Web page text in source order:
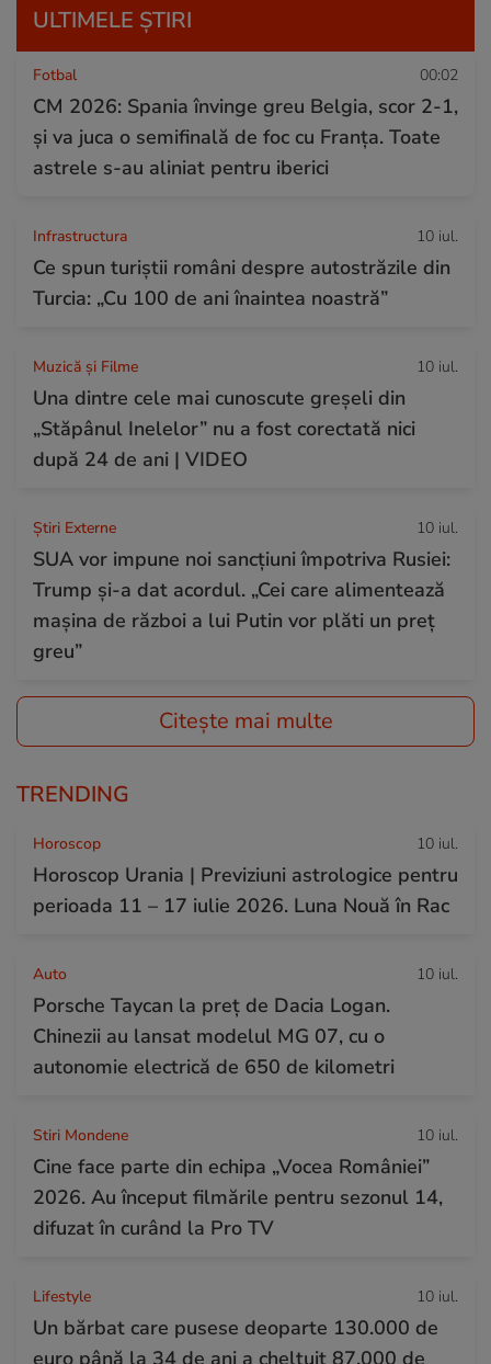
ULTIMELE ȘTIRI
Fotbal 00:02
CM 2026: Spania învinge greu Belgia, scor 2-1,
și va juca o semifinală de foc cu Franța. Toate
astrele s-au aliniat pentru iberici
Infrastructura 10 iul.
Ce spun turiștii români despre autostrăzile din
Turcia: „Cu 100 de ani înaintea noastră”
Muzică și Filme 10 iul.
Una dintre cele mai cunoscute greșeli din
„Stăpânul Inelelor” nu a fost corectată nici
după 24 de ani | VIDEO
Știri Externe 10 iul.
SUA vor impune noi sancțiuni împotriva Rusiei:
Trump și-a dat acordul. „Cei care alimentează
mașina de război a lui Putin vor plăti un preț
greu”
Citește mai multe
TRENDING
Horoscop 10 iul.
Horoscop Urania | Previziuni astrologice pentru
perioada 11 – 17 iulie 2026. Luna Nouă în Rac
Auto 10 iul.
Porsche Taycan la preț de Dacia Logan.
Chinezii au lansat modelul MG 07, cu o
autonomie electrică de 650 de kilometri
Stiri Mondene 10 iul.
Cine face parte din echipa „Vocea României”
2026. Au început filmările pentru sezonul 14,
difuzat în curând la Pro TV
Lifestyle 10 iul.
Un bărbat care pusese deoparte 130.000 de
euro până la 34 de ani a cheltuit 87.000 de